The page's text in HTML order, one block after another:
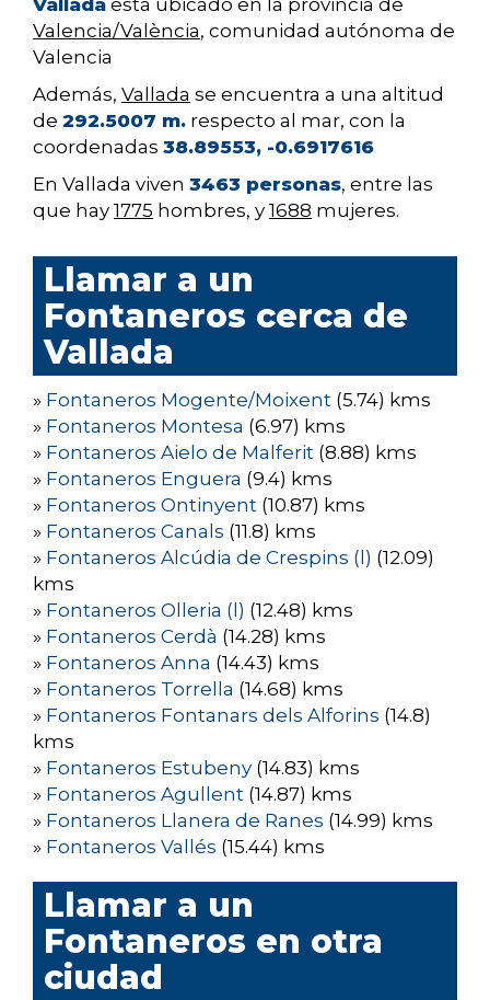
Vallada está ubicado en la provincia de
Valencia/València, comunidad autónoma de
Valencia
Además, Vallada se encuentra a una altitud
de 292.5007 m. respecto al mar, con la
coordenadas 38.89553, -0.6917616
En Vallada viven 3463 personas, entre las
que hay 1775 hombres, y 1688 mujeres.
Llamar a un
Fontaneros cerca de
Vallada
» Fontaneros Mogente/Moixent (5.74) kms
» Fontaneros Montesa (6.97) kms
» Fontaneros Aielo de Malferit (8.88) kms
» Fontaneros Enguera (9.4) kms
» Fontaneros Ontinyent (10.87) kms
» Fontaneros Canals (11.8) kms
» Fontaneros Alcúdia de Crespins (l) (12.09)
kms
» Fontaneros Olleria (l) (12.48) kms
» Fontaneros Cerdà (14.28) kms
» Fontaneros Anna (14.43) kms
» Fontaneros Torrella (14.68) kms
» Fontaneros Fontanars dels Alforins (14.8)
kms
» Fontaneros Estubeny (14.83) kms
» Fontaneros Agullent (14.87) kms
» Fontaneros Llanera de Ranes (14.99) kms
» Fontaneros Vallés (15.44) kms
Llamar a un
Fontaneros en otra
ciudad